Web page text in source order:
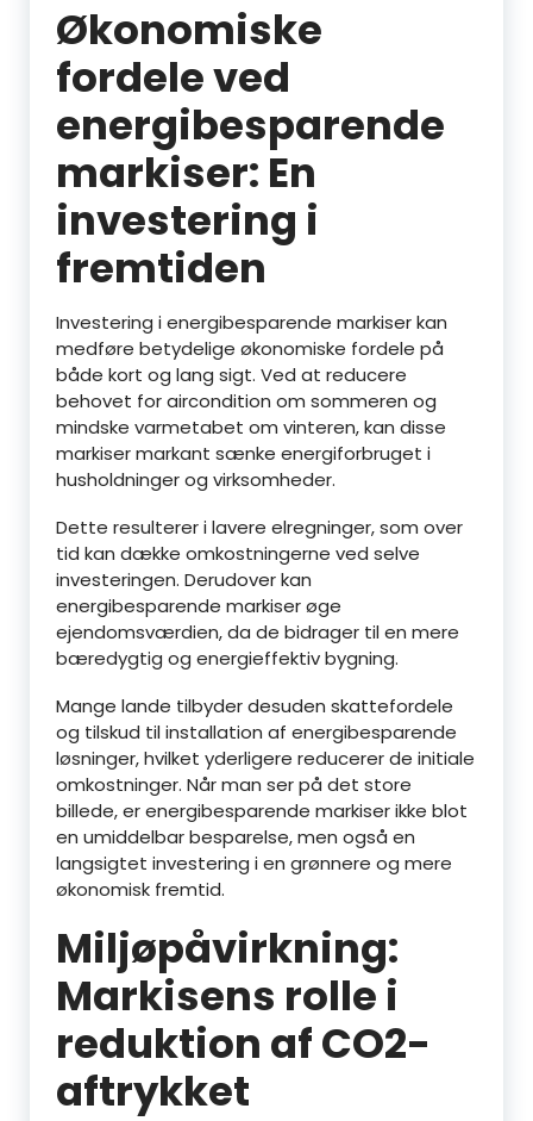
Økonomiske
fordele ved
energibesparende
markiser: En
investering i
fremtiden
Investering i energibesparende markiser kan
medføre betydelige økonomiske fordele på
både kort og lang sigt. Ved at reducere
behovet for aircondition om sommeren og
mindske varmetabet om vinteren, kan disse
markiser markant sænke energiforbruget i
husholdninger og virksomheder.
Dette resulterer i lavere elregninger, som over
tid kan dække omkostningerne ved selve
investeringen. Derudover kan
energibesparende markiser øge
ejendomsværdien, da de bidrager til en mere
bæredygtig og energieffektiv bygning.
Mange lande tilbyder desuden skattefordele
og tilskud til installation af energibesparende
løsninger, hvilket yderligere reducerer de initiale
omkostninger. Når man ser på det store
billede, er energibesparende markiser ikke blot
en umiddelbar besparelse, men også en
langsigtet investering i en grønnere og mere
økonomisk fremtid.
Miljøpåvirkning:
Markisens rolle i
reduktion af CO2-
aftrykket